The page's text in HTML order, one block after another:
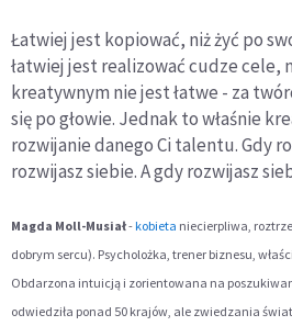
Łatwiej jest kopiować, niż żyć po
łatwiej jest realizować cudze cele,
kreatywnym nie jest łatwe - za
się po głowie. Jednak to właśnie
rozwijanie danego Ci talentu. Gdy
rozwijasz siebie. A gdy rozwijasz
Magda Moll-Musiał- kobieta niecierpliwa,
dobrym sercu). Psycholożka, trener biznesu,
Obdarzona intuicją i zorientowana na
odwiedziła ponad 50 krajów, ale zwiedzania